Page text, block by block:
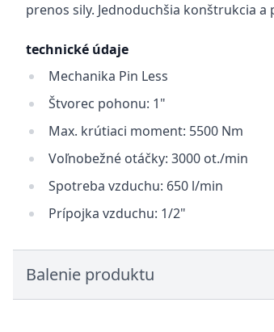
prenos sily. Jednoduchšia konštrukcia
technické údaje
Mechanika Pin Less
Štvorec pohonu: 1"
Max. krútiaci moment: 5500 Nm
Voľnobežné otáčky: 3000 ot./min
Spotreba vzduchu: 650 l/min
Prípojka vzduchu: 1/2"
Balenie produktu